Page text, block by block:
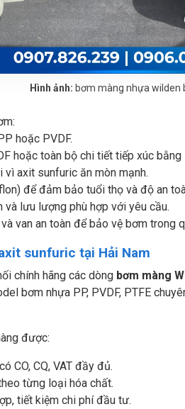
Hình ảnh: bơm màng nhựa wilden
hoặc PVDF.
hoặc toàn bộ chi tiết tiếp xúc bằng
axit sunfuric ăn mòn mạnh.
để đảm bảo tuổi thọ và độ an
và lưu lượng phù hợp với yêu cầu.
van an toàn để bảo vệ bơm trong
sunfuric tại Hải Nam
chính hãng các dòng bơm màng
bơm nhựa PP, PVDF, PTFE
được:
CO, CQ, VAT đầy đủ.
từng loại hóa chất.
tiết kiệm chi phí đầu tư.